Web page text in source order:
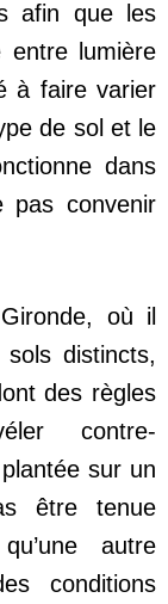
afin que les
entre lumière
à faire varier
de sol et le
dans
pas convenir
où il
distincts,
des règles
contre-
sur un
être tenue
autre
conditions